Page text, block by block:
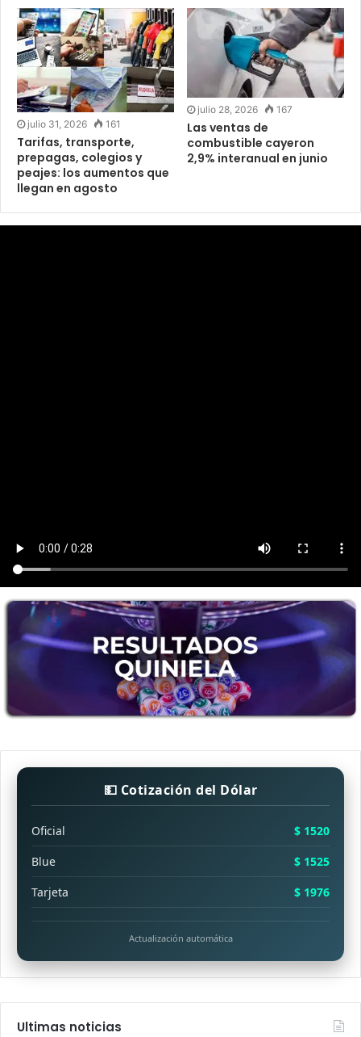
julio 31, 2026 161
Tarifas, transporte,
prepagas, colegios y
peajes: los aumentos que
llegan en agosto
julio 28, 2026 167
Las ventas de
combustible cayeron
2,9% interanual en junio
💵 Cotización del Dólar
Oficial
$ 1520
Blue
$ 1525
Tarjeta
$ 1976
Actualización automática
Ultimas noticias